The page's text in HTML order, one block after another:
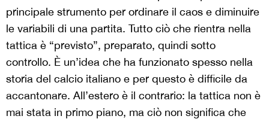
principale strumento per ordinare il caos e diminuire
le variabili di una partita. Tutto ciò che rientra nella
tattica è “previsto”, preparato, quindi sotto
controllo. È un’idea che ha funzionato spesso nella
storia del calcio italiano e per questo è difficile da
accantonare. All’estero è il contrario: la tattica non è
mai stata in primo piano, ma ciò non significa che